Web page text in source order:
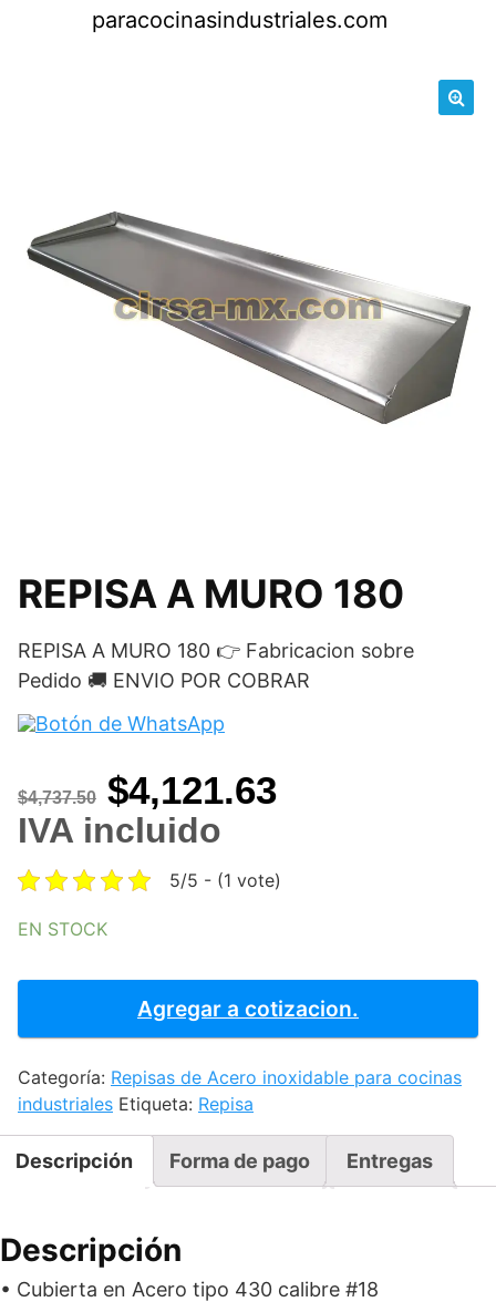
paracocinasindustriales.com
REPISA A MURO 180
REPISA A MURO 180 👉 Fabricacion sobre
Pedido 🚚 ENVIO POR COBRAR
$4,737.50 Original
price
was:
$4,737.50.
$4,121.63Current
is:
IVA incluido
5/5 - (1 vote)
EN STOCK
cantidad
Agregar a cotizacion.
Categoría: Repisas de Acero inoxidable para cocinas
industriales Etiqueta: Repisa
Descripción Forma de pago Entregas
Descripción
• Cubierta en Acero tipo 430 calibre #18